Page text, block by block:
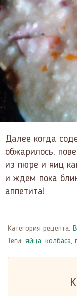
Далее когда
обжарилось,
из пюре и яиц
и ждем пока
аппетита!
Категория рецепта:
Теги: яйца, колбаса,